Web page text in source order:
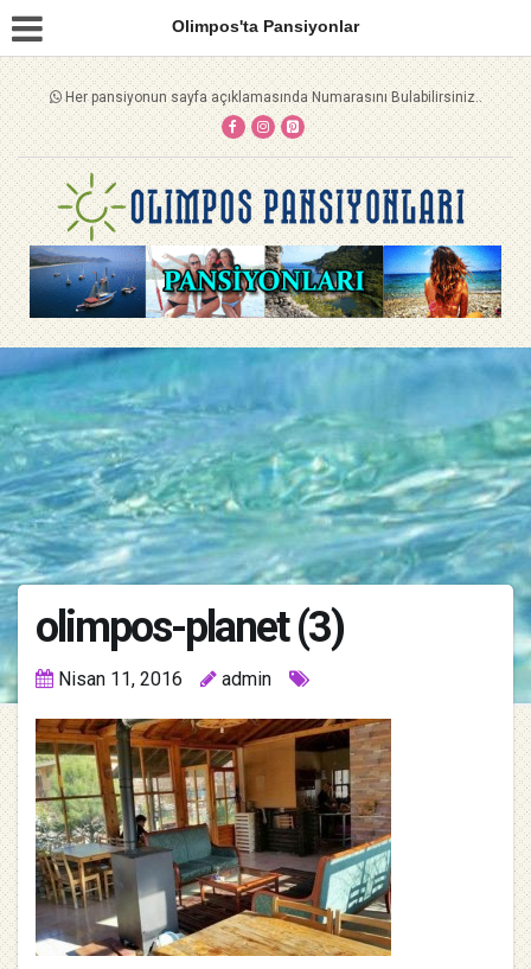
Olimpos'ta Pansiyonlar
Her pansiyonun sayfa açıklamasında Numarasını Bulabilirsiniz..
olimpos-planet (3)
Nisan 11, 2016 admin